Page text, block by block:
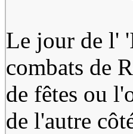
Le jour de l'
combats de
de fêtes ou
de l'autre